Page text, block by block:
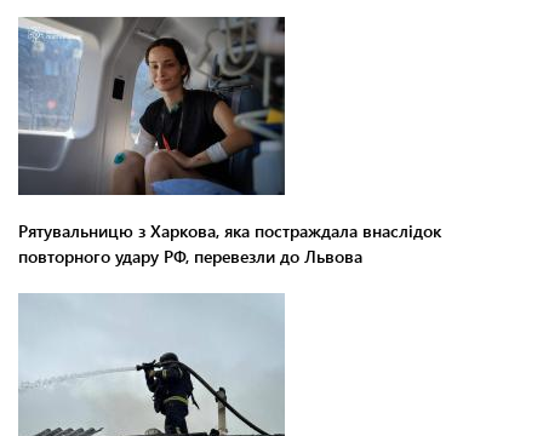
Рятувальницю з Харкова, яка постраждала внаслідок
повторного удару РФ, перевезли до Львова